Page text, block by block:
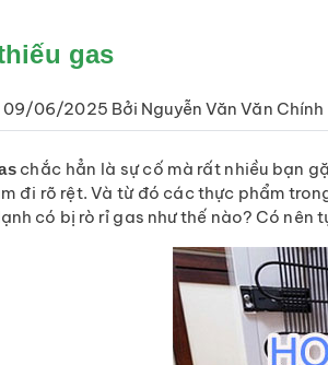
gas
06/2025 Bởi Nguyễn Văn Văn Chính
chắc hẳn là sự cố mà rất nhiều bạn
đi rõ rệt. Và từ đó các thực phẩm
có bị rò rỉ gas như thế nào? Có